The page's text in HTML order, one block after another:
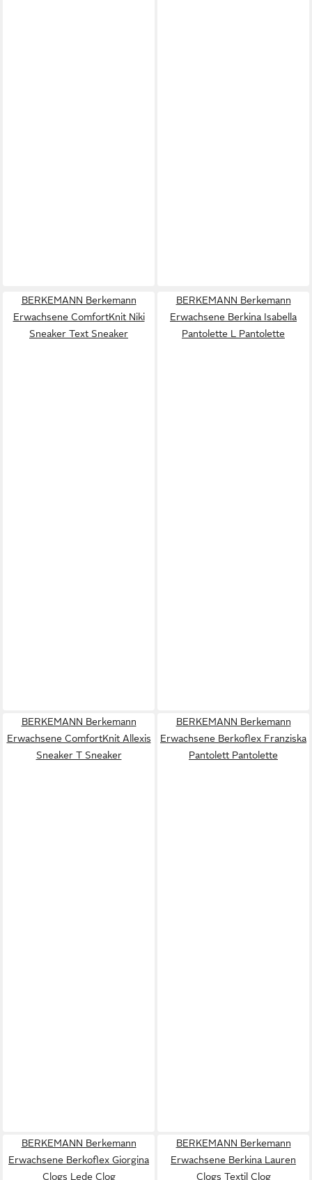
BERKEMANN Berkemann
Erwachsene ComfortKnit Niki
Sneaker Text Sneaker
BERKEMANN Berkemann
Erwachsene Berkina Isabella
Pantolette L Pantolette
BERKEMANN Berkemann
Erwachsene ComfortKnit Allexis
Sneaker T Sneaker
BERKEMANN Berkemann
Erwachsene Berkoflex Franziska
Pantolett Pantolette
BERKEMANN Berkemann
Erwachsene Berkoflex Giorgina
Clogs Lede Clog
BERKEMANN Berkemann
Erwachsene Berkina Lauren
Clogs Textil Clog